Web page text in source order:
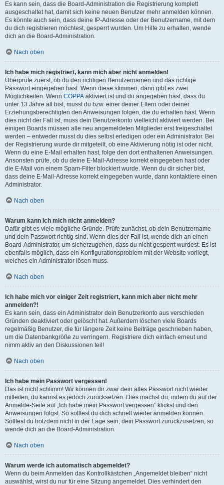
Es kann sein, dass die Board-Administration die Registrierung komplett
ausgeschaltet hat, damit sich keine neuen Benutzer mehr anmelden können.
Es könnte auch sein, dass deine IP-Adresse oder der Benutzername, mit dem
du dich registrieren möchtest, gesperrt wurden. Um Hilfe zu erhalten, wende
dich an die Board-Administration.
Nach oben
Ich habe mich registriert, kann mich aber nicht anmelden!
Überprüfe zuerst, ob du den richtigen Benutzernamen und das richtige
Passwort eingegeben hast. Wenn diese stimmen, dann gibt es zwei
Möglichkeiten. Wenn COPPA aktiviert ist und du angegeben hast, dass du
unter 13 Jahre alt bist, musst du bzw. einer deiner Eltern oder deiner
Erziehungsberechtigten den Anweisungen folgen, die du erhalten hast. Wenn
dies nicht der Fall ist, muss dein Benutzerkonto vielleicht aktiviert werden. Bei
einigen Boards müssen alle neu angemeldeten Mitglieder erst freigeschaltet
werden – entweder musst du dies selbst erledigen oder ein Administrator. Bei
der Registrierung wurde dir mitgeteilt, ob eine Aktivierung nötig ist oder nicht.
Wenn du eine E-Mail erhalten hast, folge den dort enthaltenen Anweisungen.
Ansonsten prüfe, ob du deine E-Mail-Adresse korrekt eingegeben hast oder
die E-Mail von einem Spam-Filter blockiert wurde. Wenn du dir sicher bist,
dass deine E-Mail-Adresse korrekt eingegeben wurde, dann kontaktiere einen
Administrator.
Nach oben
Warum kann ich mich nicht anmelden?
Dafür gibt es viele mögliche Gründe. Prüfe zunächst, ob dein Benutzername
und dein Passwort richtig sind. Wenn dies der Fall ist, wende dich an einen
Board-Administrator, um sicherzugehen, dass du nicht gesperrt wurdest. Es ist
ebenfalls möglich, dass ein Konfigurationsproblem mit der Website vorliegt,
welches ein Administrator lösen muss.
Nach oben
Ich habe mich vor einiger Zeit registriert, kann mich aber nicht mehr
anmelden?!
Es kann sein, dass ein Administrator dein Benutzerkonto aus verschieden
Gründen deaktiviert oder gelöscht hat. Außerdem löschen viele Boards
regelmäßig Benutzer, die für längere Zeit keine Beiträge geschrieben haben,
um die Datenbankgröße zu verringern. Registriere dich einfach erneut und
nimm aktiv an den Diskussionen teil!
Nach oben
Ich habe mein Passwort vergessen!
Das ist nicht schlimm! Wir können dir zwar dein altes Passwort nicht wieder
mitteilen, du kannst es jedoch zurücksetzen. Dies machst du, indem du auf der
Anmelde-Seite auf „Ich habe mein Passwort vergessen“ klickst und den
Anweisungen folgst. So solltest du dich schnell wieder anmelden können.
Solltest du trotzdem nicht in der Lage sein, dein Passwort zurückzusetzen, so
wende dich an die Board-Administration.
Nach oben
Warum werde ich automatisch abgemeldet?
Wenn du beim Anmelden das Kontrollkästchen „Angemeldet bleiben“ nicht
auswählst, wirst du nur für eine Sitzung angemeldet. Dies verhindert den